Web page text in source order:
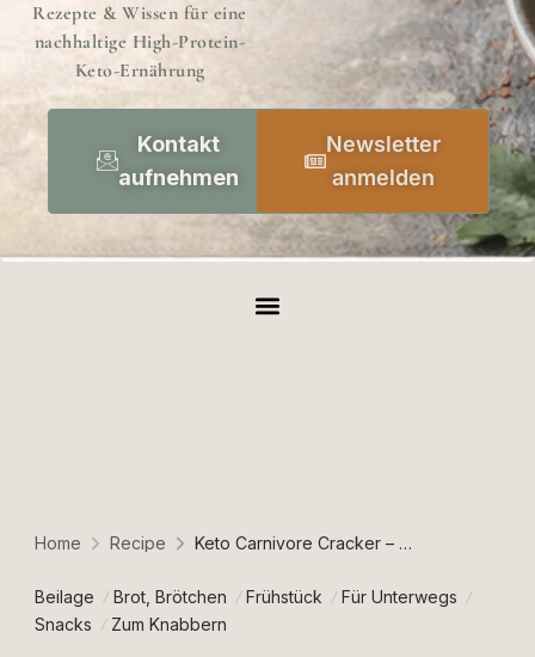
Rezepte & Wissen für eine
nachhaltige High-Protein-
Keto-Ernährung
Kontakt
aufnehmen
Newsletter
anmelden
Home Recipe Keto Carnivore Cracker – Herzhaftes Knusper Gebäck aus Huhn
Beilage Brot, Brötchen Frühstück
Für Unterwegs
Snacks
Zum Knabbern